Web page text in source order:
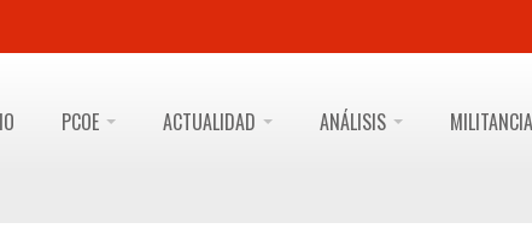
PCOE ACTUALIDAD ANÁLISIS MILITANCIA